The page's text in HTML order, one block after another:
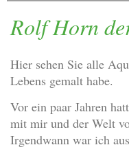
Rolf Horn
Hier sehen Sie alle
Lebens gemalt habe.
Vor ein paar Jahren
mit mir und der Welt
Irgendwann war ich